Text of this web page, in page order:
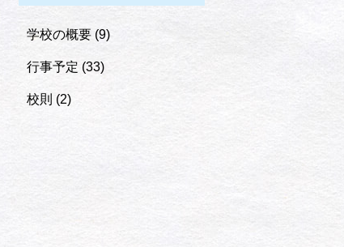
学校の概要 (9)
行事予定 (33)
校則 (2)